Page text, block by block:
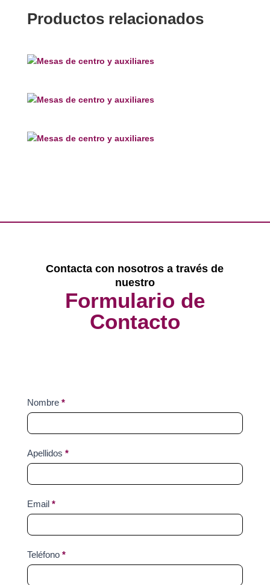
Productos relacionados
Contacta con nosotros a través de
nuestro
Formulario de
Contacto
Contact
Us
Nombre *
Apellidos *
Email *
Teléfono *